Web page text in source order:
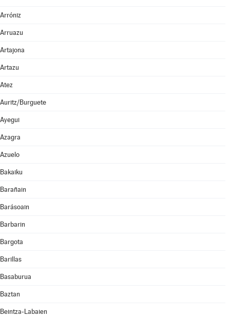
Arróniz
Arruazu
Artajona
Artazu
Atez
Auritz/Burguete
Ayegui
Azagra
Azuelo
Bakaiku
Barañain
Barásoain
Barbarin
Bargota
Barillas
Basaburua
Baztan
Beintza-Labaien